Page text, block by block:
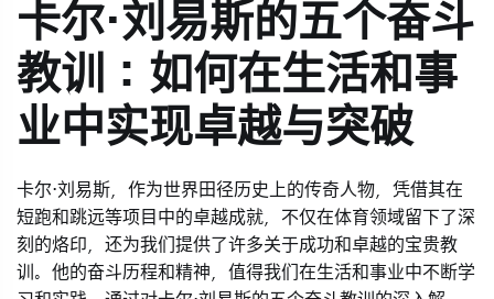
卡尔·刘易斯的五个奋斗
教训：如何在生活和事
业中实现卓越与突破
卡尔·刘易斯，作为世界田径历史上的传奇人物，凭借其在
短跑和跳远等项目中的卓越成就，不仅在体育领域留下了深
刻的烙印，还为我们提供了许多关于成功和卓越的宝贵教
训。他的奋斗历程和精神，值得我们在生活和事业中不断学